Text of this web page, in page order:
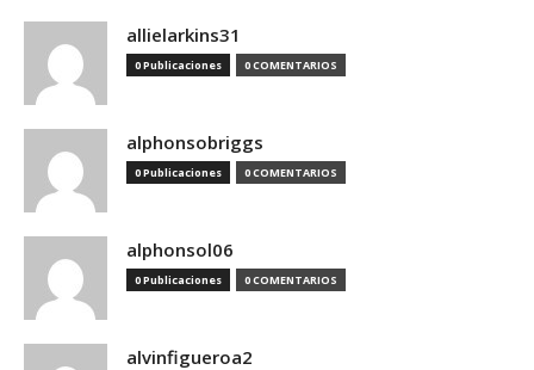
allielarkins31
0 Publicaciones 0 COMENTARIOS
alphonsobriggs
0 Publicaciones 0 COMENTARIOS
alphonsol06
0 Publicaciones 0 COMENTARIOS
alvinfigueroa2